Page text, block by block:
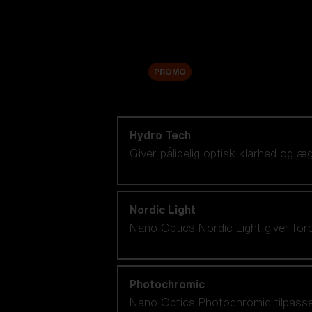
PROMO
Hydro Tech
Giver pålidelig optisk klarhed og
Nordic Light
Nano Optics Nordic Light giver
Photochromic
Nano Optics Photochromic